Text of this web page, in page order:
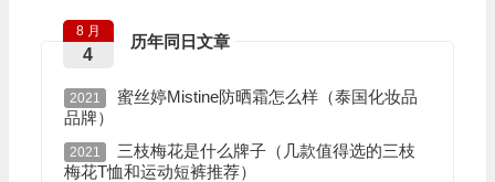
历年同日文章
8 月
4
2021
蜜丝婷Mistine防晒霜怎么样（泰国化妆品
品牌）
2021
三枝梅花是什么牌子（几款值得选的三枝
梅花T恤和运动短裤推荐）